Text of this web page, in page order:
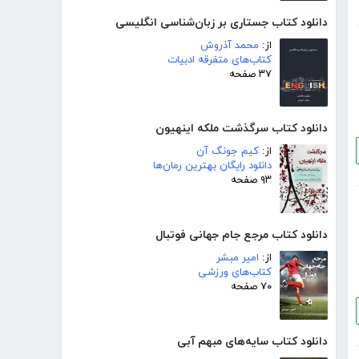
دانلود کتاب جستاری بر زبان‌شناسی انگلیسی
از: محمد آذروش
کتاب‌های متفرقه ادبیات
۳۷ صفحه
دانلود کتاب سرگذشت ملکه اینهیون
از: کیم جونگ آن
دانلود رایگان بهترین رمان‌ها
۹۳ صفحه
دانلود کتاب مرجع جام جهانی فوتبال
از: امیر مبشر
کتاب‌های ورزشی
۷۰ صفحه
دانلود کتاب سایه‌های مبهم آبی